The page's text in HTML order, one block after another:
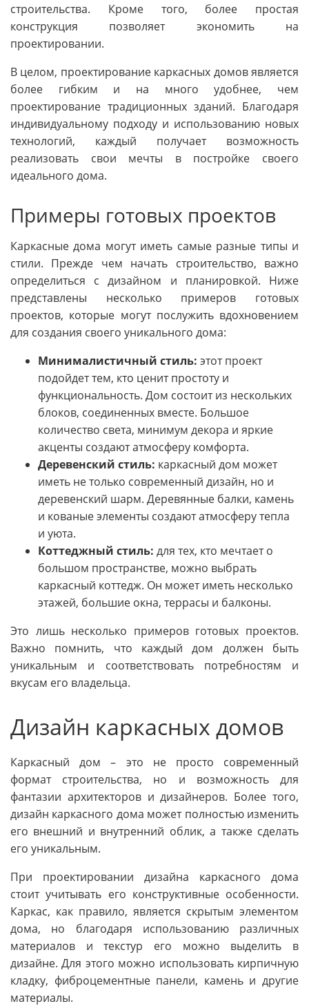
строительства. Кроме того, более простая
конструкция позволяет экономить на
проектировании.
В целом, проектирование каркасных домов является
более гибким и на много удобнее, чем
проектирование традиционных зданий. Благодаря
индивидуальному подходу и использованию новых
технологий, каждый получает возможность
реализовать свои мечты в постройке своего
идеального дома.
Примеры готовых проектов
Каркасные дома могут иметь самые разные типы и
стили. Прежде чем начать строительство, важно
определиться с дизайном и планировкой. Ниже
представлены несколько примеров готовых
проектов, которые могут послужить вдохновением
для создания своего уникального дома:
Минималистичный стиль: этот проект
подойдет тем, кто ценит простоту и
функциональность. Дом состоит из нескольких
блоков, соединенных вместе. Большое
количество света, минимум декора и яркие
акценты создают атмосферу комфорта.
Деревенский стиль: каркасный дом может
иметь не только современный дизайн, но и
деревенский шарм. Деревянные балки, камень
и кованые элементы создают атмосферу тепла
и уюта.
Коттеджный стиль: для тех, кто мечтает о
большом пространстве, можно выбрать
каркасный коттедж. Он может иметь несколько
этажей, большие окна, террасы и балконы.
Это лишь несколько примеров готовых проектов.
Важно помнить, что каждый дом должен быть
уникальным и соответствовать потребностям и
вкусам его владельца.
Дизайн каркасных домов
Каркасный дом – это не просто современный
формат строительства, но и возможность для
фантазии архитекторов и дизайнеров. Более того,
дизайн каркасного дома может полностью изменить
его внешний и внутренний облик, а также сделать
его уникальным.
При проектировании дизайна каркасного дома
стоит учитывать его конструктивные особенности.
Каркас, как правило, является скрытым элементом
дома, но благодаря использованию различных
материалов и текстур его можно выделить в
дизайне. Для этого можно использовать кирпичную
кладку, фиброцементные панели, камень и другие
материалы.